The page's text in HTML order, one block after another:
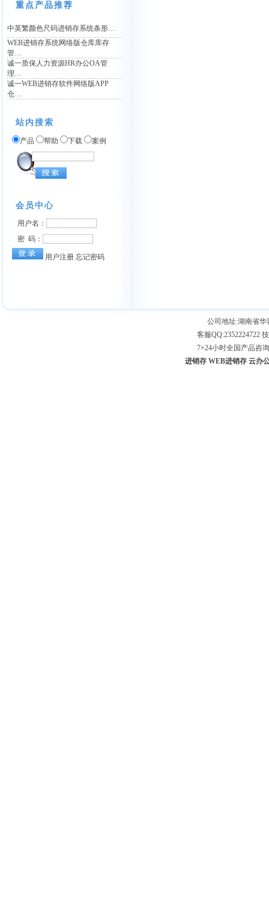
重点产品推荐
中英繁颜色尺码进销存系统条形…
WEB进销存系统网络版仓库库存
管…
诚一质保人力资源HR办公OA管
理…
诚一WEB进销存软件网络版APP
仓…
站内搜索
产品 帮助 下载 案例
公司地址:湖南省
客服QQ:2352224722
7×24小时全国产品咨
进销存 WEB进销存 云办